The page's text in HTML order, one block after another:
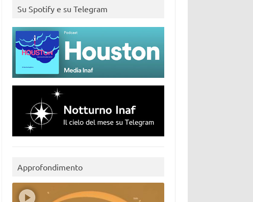
Su Spotify e su Telegram
Approfondimento